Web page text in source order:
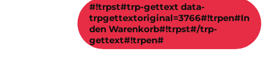
#!trpst#trp-gettext data-
trpgettextoriginal=3766#!trpen#In
den Warenkorb#!trpst#/trp-
gettext#!trpen#